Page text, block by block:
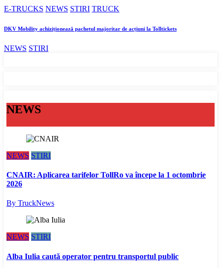
E-TRUCKS NEWS STIRI TRUCK
DKV Mobility achiziționează pachetul majoritar de acțiuni la Tolltickets
NEWS STIRI
NEWS
NEWS STIRI
CNAIR: Aplicarea tarifelor TollRo va începe la 1 octombrie
2026
By TruckNews
NEWS STIRI
Alba Iulia caută operator pentru transportul public